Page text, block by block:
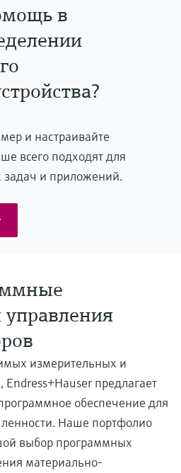
в
и настраивайте
всего подходят для
и приложений.
измерительных и
предлагает
обеспечение для
Наше портфолио
выбор программных
материально-